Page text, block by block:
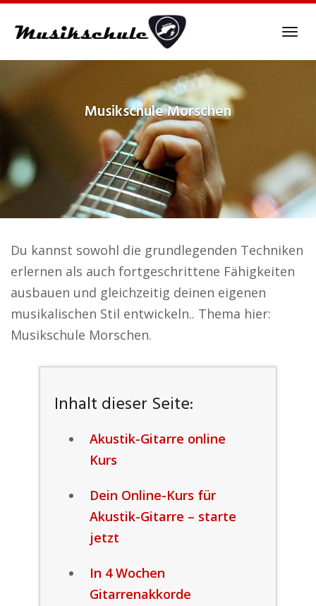
MusikschuleMorschen
Du kannst sowohl die grundlegenden Techniken
erlernen als auch fortgeschrittene Fähigkeiten
ausbauen und gleichzeitig deinen eigenen
musikalischen Stil entwickeln.. Thema hier:
Musikschule Morschen.
Inhalt dieser Seite:
Akustik-Gitarre online
Kurs
Dein Online-Kurs für
Akustik-Gitarre – starte
jetzt
In 4 Wochen
Gitarrenakkorde